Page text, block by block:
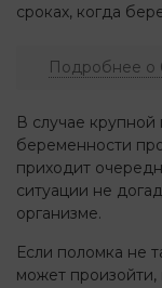
сроках, когда
Подробнее о
В случае крупной
беременности
приходит
ситуации не
организме.
Если поломка не
может